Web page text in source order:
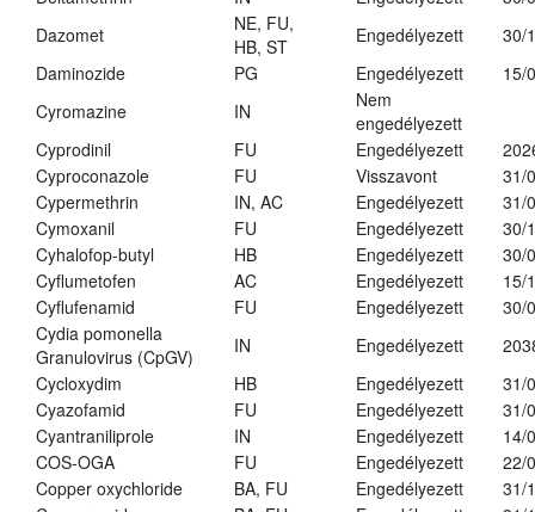
Dazomet
NE, FU,
HB, ST
Engedélyezett
30/
Daminozide
PG Engedélyezett
15/
Cyromazine
IN
Nem
engedélyezett
Cyprodinil
FU Engedélyezett
Cyproconazole
FU Visszavont
31/
Cypermethrin
IN, AC Engedélyezett
31/
Cymoxanil
FU Engedélyezett
30/
Cyhalofop-butyl
HB Engedélyezett
30/
Cyflumetofen
AC Engedélyezett
15/
Cyflufenamid
FU Engedélyezett
30/
Cydia pomonella
Granulovirus (CpGV)
IN Engedélyezett
Cycloxydim
HB Engedélyezett
31/
Cyazofamid
FU Engedélyezett
31/
Cyantraniliprole
IN Engedélyezett
14/
COS-OGA
FU Engedélyezett
22/
Copper oxychloride
BA, FU Engedélyezett
31/